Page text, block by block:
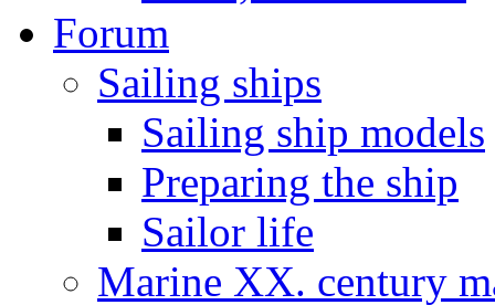
Forum
Sailing ships
Sailing ship models
Preparing the ship
Sailor life
Marine XX. century